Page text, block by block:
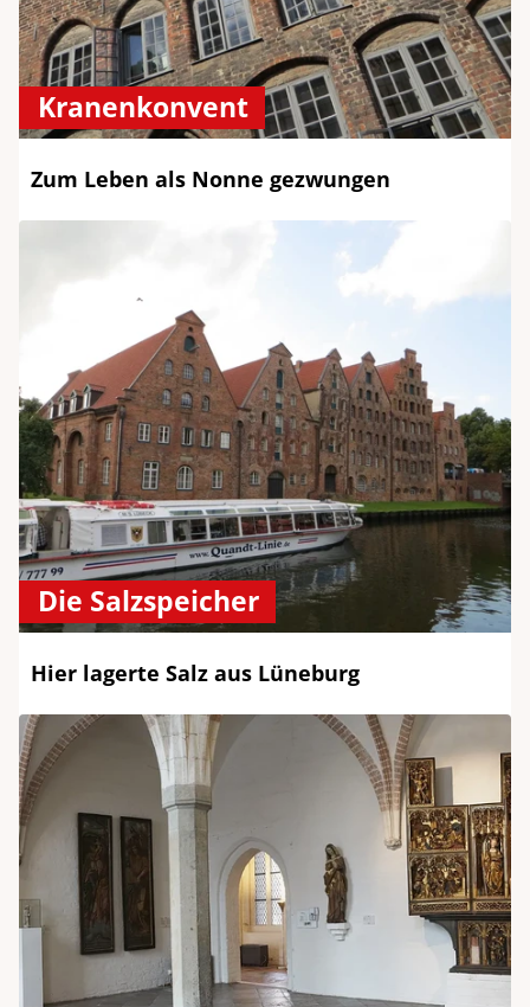
Kranenkonvent
Zum Leben als Nonne gezwungen
Die Salzspeicher
Hier lagerte Salz aus Lüneburg